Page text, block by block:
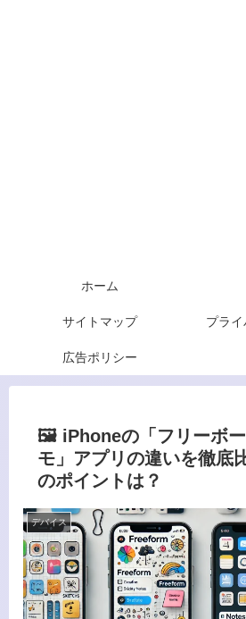
ホーム
サイトマップ プラ
広告ポリシー
🖼️ iPhoneの「フリーボー
モ」アプリの違いを徹底
のポイントは？
デバイス